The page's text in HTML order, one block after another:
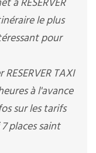
le plus
pour
TAXI
à l'avance
sur les tarifs
places saint